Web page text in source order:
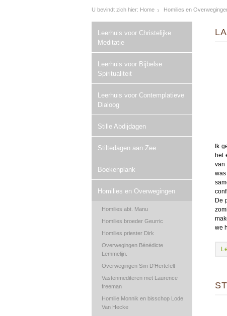
U bevindt zich hier: Home Homilies en
Leerhuis voor Christelijke
Meditatie
Leerhuis voor Bijbelse
Spiritualiteit
Leerhuis voor Contemplatieve
Dialoog
Stille Abdijdagen
Stiltedagen aan Zee
Boekenplank
Homilies en Overwegingen
Homilies abt. Manu
Homilies broeder Geurric
Homilies priester Dirk
Overwegingen Bénédicte
Lemmelijn.
Overwegingen Sim D'Hertefelt
Vastenmediteren met Laurence
freeman
Homilie Monnik en bisschop Lode
Van Hecke
Ik
het
van
De
we